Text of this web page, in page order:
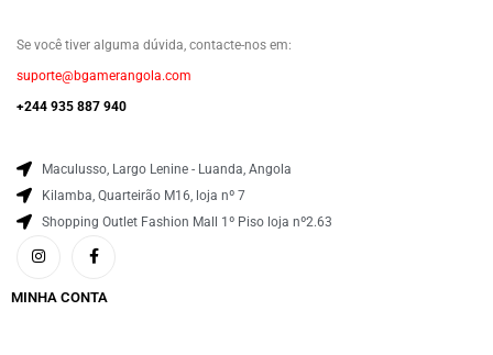
Se você tiver alguma dúvida, contacte-nos em:
suporte@bgamerangola.com
+244 935 887 940
Maculusso, Largo Lenine - Luanda, Angola
Kilamba, Quarteirão M16, loja nº 7
Shopping Outlet Fashion Mall 1º Piso loja nº2.63
MINHA CONTA